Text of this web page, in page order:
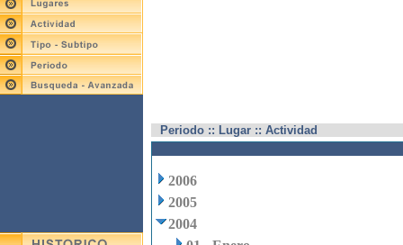
Periodo :: Lugar :: Actividad
2006
2005
2004